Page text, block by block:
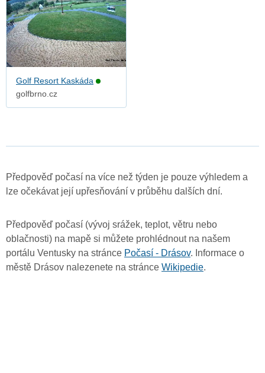
Golf Resort Kaskáda
golfbrno.cz
Předpověď počasí na více než týden je pouze výhledem a
lze očekávat její upřesňování v průběhu dalších dní.
Předpověď počasí (vývoj srážek, teplot, větru nebo
oblačnosti) na mapě si můžete prohlédnout na našem
portálu Ventusky na stránce Počasí - Drásov. Informace o
městě Drásov nalezenete na stránce Wikipedie.